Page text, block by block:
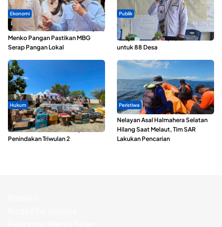
Ekonomi
SPPG di Maluku Utara Dipercepat,
Menko Pangan Pastikan MBG
Serap Pangan Lokal
Publik
ABDESI Morotai Apresiasi
Penyaluran ADD Rp3,13 Miliar
untuk 88 Desa
Hukum
Polda Maluku Utara Musnahkan
Ribuan Liter Miras Hasil Operasi
Penindakan Triwulan 2
Peristiwa
Nelayan Asal Halmahera Selatan
Hilang Saat Melaut, Tim SAR
Lakukan Pencarian